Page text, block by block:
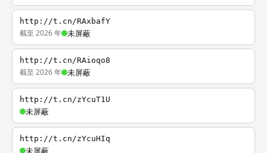
http://t.cn/RAxbafY
截至 2026 年 未屏蔽
http://t.cn/RAioqo8
截至 2026 年 未屏蔽
http://t.cn/zYcuT1U
未屏蔽
http://t.cn/zYcuHIq
未屏蔽